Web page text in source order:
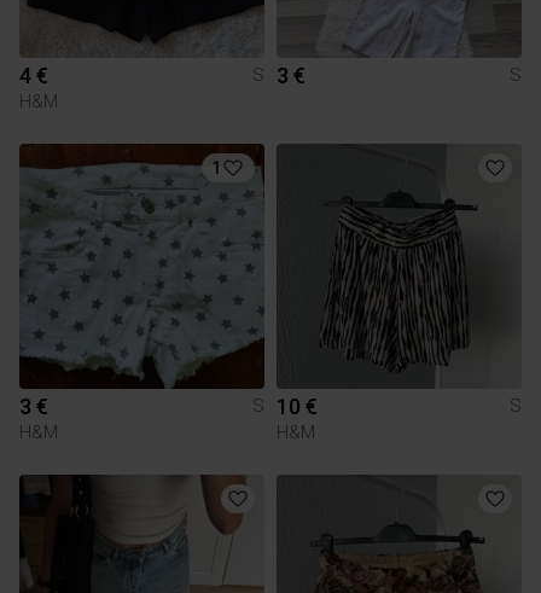
4 €
S
H&M
3 € S
1
3 €
S
H&M
10 €
S
H&M